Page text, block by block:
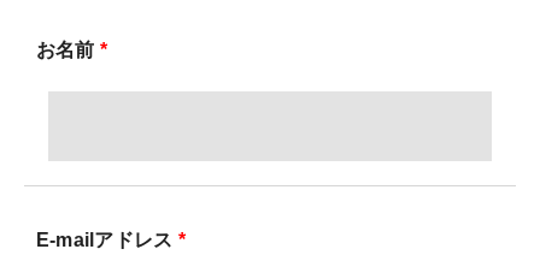
お名前 *
E-mailアドレス *